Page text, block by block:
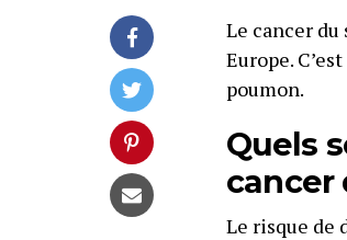
Le cancer
Europe.
poumon.
Quels
cancer
Le risque de